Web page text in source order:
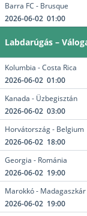
Barra FC - Brusque
2026-06-02 01:00
Labdarúgás –
Kolumbia - Costa Rica
2026-06-02 01:00
Kanada - Üzbegisztán
2026-06-02 03:00
Horvátország - Belgium
2026-06-02 18:00
Georgia - Románia
2026-06-02 19:00
Marokkó - Madagaszkár
2026-06-02 19:00